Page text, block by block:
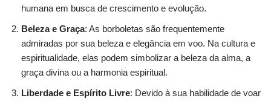
humana em busca de crescimento e evolução.
Beleza e Graça: As borboletas são frequentemente
admiradas por sua beleza e elegância em voo. Na cultura e
espiritualidade, elas podem simbolizar a beleza da alma, a
graça divina ou a harmonia espiritual.
Liberdade e Espírito Livre: Devido à sua habilidade de voar